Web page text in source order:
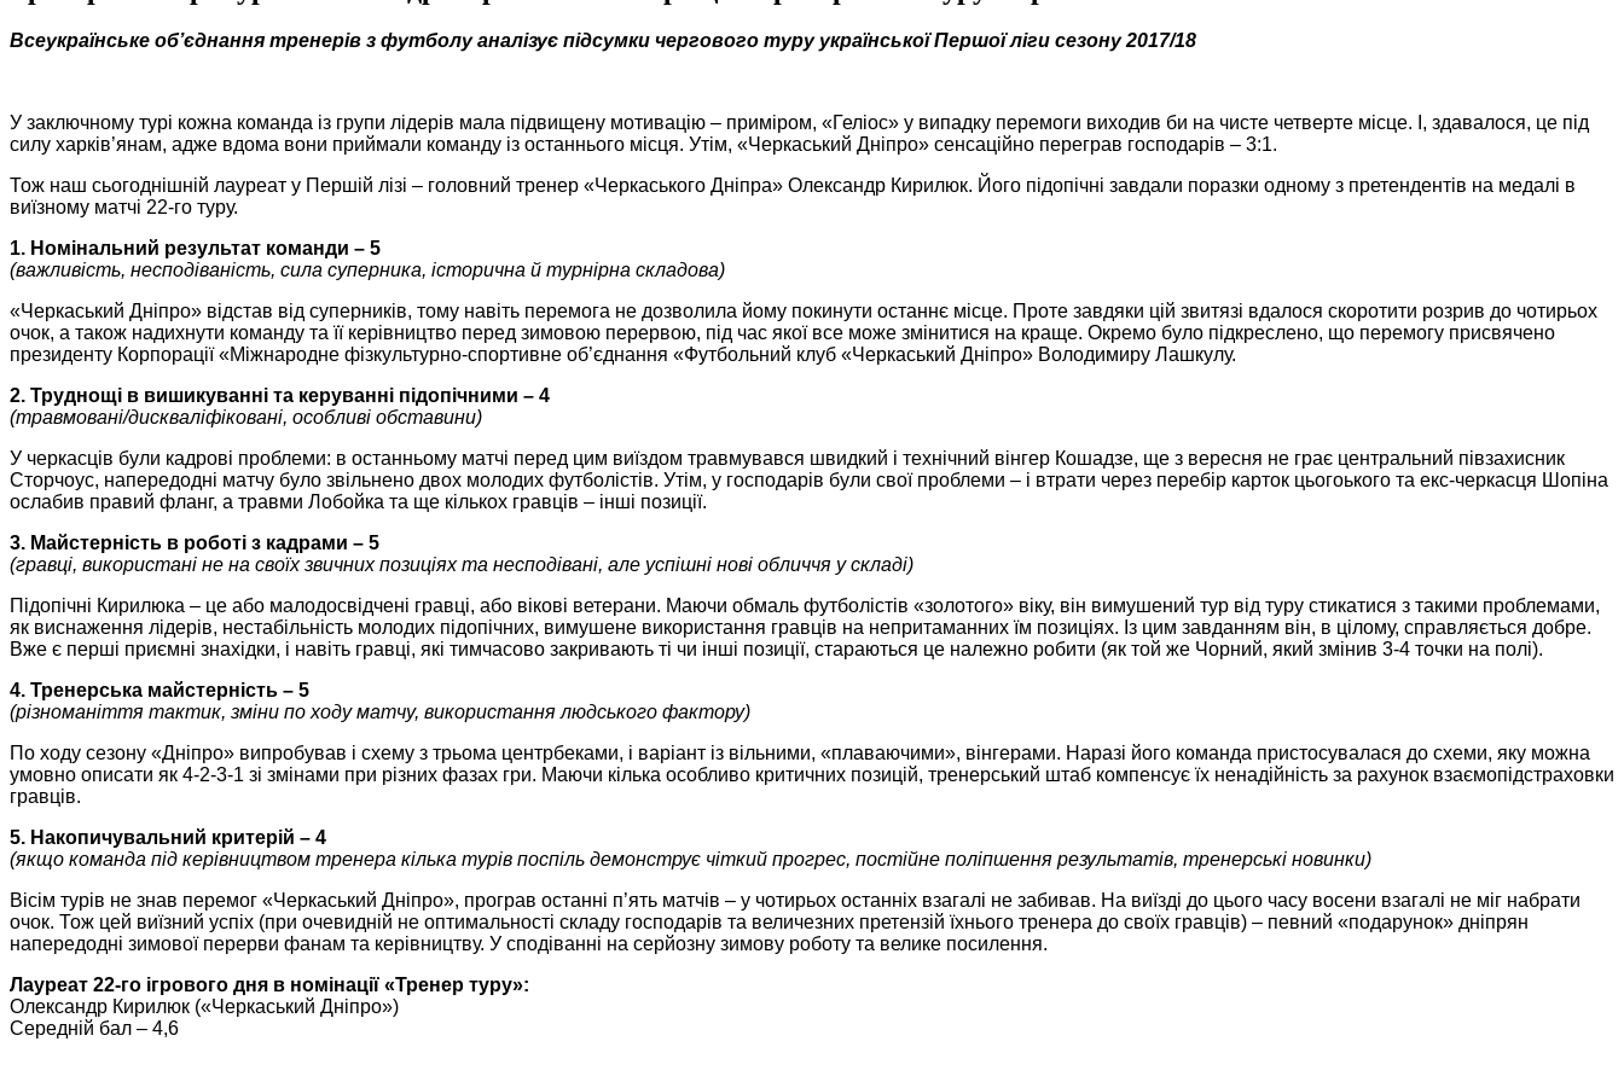
Всеукраїнське об’єднання тренерів з футболу аналізує підсумки чергового туру української Першої ліги сезону 2017/18
У заключному турі кожна команда із групи лідерів мала підвищену мотивацію – приміром, «Геліос» у випадку перемоги виходив би на чисте четверте місце. І, здавалося, це під
силу харків’янам, адже вдома вони приймали команду із останнього місця. Утім, «Черкаський Дніпро» сенсаційно переграв господарів – 3:1.
Тож наш сьогоднішній лауреат у Першій лізі – головний тренер «Черкаського Дніпра» Олександр Кирилюк. Його підопічні завдали поразки одному з претендентів на медалі в
виїзному матчі 22-го туру.
1. Номінальний результат команди – 5
(важливість, несподіваність, сила суперника, історична й турнірна складова)
«Черкаський Дніпро» відстав від суперників, тому навіть перемога не дозволила йому покинути останнє місце. Проте завдяки цій звитязі вдалося скоротити розрив до чотирьох
очок, а також надихнути команду та її керівництво перед зимовою перервою, під час якої все може змінитися на краще. Окремо було підкреслено, що перемогу присвячено
президенту Корпорації «Міжнародне фізкультурно-спортивне об’єднання «Футбольний клуб «Черкаський Дніпро» Володимиру Лашкулу.
2. Труднощі в вишикуванні та керуванні підопічними – 4
(травмовані/дискваліфіковані, особливі обставини)
У черкасців були кадрові проблеми: в останньому матчі перед цим виїздом травмувався швидкий і технічний вінгер Кошадзе, ще з вересня не грає центральний півзахисник
Сторчоус, напередодні матчу було звільнено двох молодих футболістів. Утім, у господарів були свої проблеми – і втрати через перебір карток цьогоького та екс-черкасця Шопіна
ослабив правий фланг, а травми Лобойка та ще кількох гравців – інші позиції.
3. Майстерність в роботі з кадрами – 5
(гравці, використані не на своїх звичних позиціях та несподівані, але успішні нові обличчя у складі)
Підопічні Кирилюка – це або малодосвідчені гравці, або вікові ветерани. Маючи обмаль футболістів «золотого» віку, він вимушений тур від туру стикатися з такими проблемами,
як виснаження лідерів, нестабільність молодих підопічних, вимушене використання гравців на непритаманних їм позиціях. Із цим завданням він, в цілому, справляється добре.
Вже є перші приємні знахідки, і навіть гравці, які тимчасово закривають ті чи інші позиції, стараються це належно робити (як той же Чорний, який змінив 3-4 точки на полі).
4. Тренерська майстерність – 5
(різноманіття тактик, зміни по ходу матчу, використання людського фактору)
По ходу сезону «Дніпро» випробував і схему з трьома центрбеками, і варіант із вільними, «плаваючими», вінгерами. Наразі його команда пристосувалася до схеми, яку можна
умовно описати як 4-2-3-1 зі змінами при різних фазах гри. Маючи кілька особливо критичних позицій, тренерський штаб компенсує їх ненадійність за рахунок взаємопідстраховки
гравців.
5. Накопичувальний критерій – 4
(якщо команда під керівництвом тренера кілька турів поспіль демонструє чіткий прогрес, постійне поліпшення результатів, тренерські новинки)
Вісім турів не знав перемог «Черкаський Дніпро», програв останні п’ять матчів – у чотирьох останніх взагалі не забивав. На виїзді до цього часу восени взагалі не міг набрати
очок. Тож цей виїзний успіх (при очевидній не оптимальності складу господарів та величезних претензій їхнього тренера до своїх гравців) – певний «подарунок» дніпрян
напередодні зимової перерви фанам та керівництву. У сподіванні на серйозну зимову роботу та велике посилення.
Лауреат 22-го ігрового дня в номінації «Тренер туру»:
Олександр Кирилюк («Черкаський Дніпро»)
Середній бал – 4,6